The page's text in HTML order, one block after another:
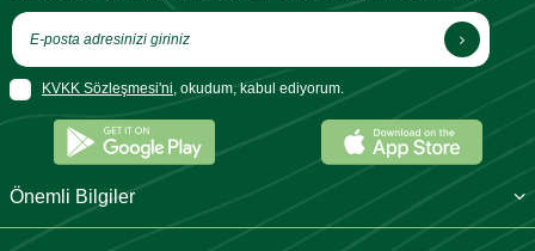
KVKK Sözleşmesi'ni, okudum, kabul ediyorum.
Önemli Bilgiler